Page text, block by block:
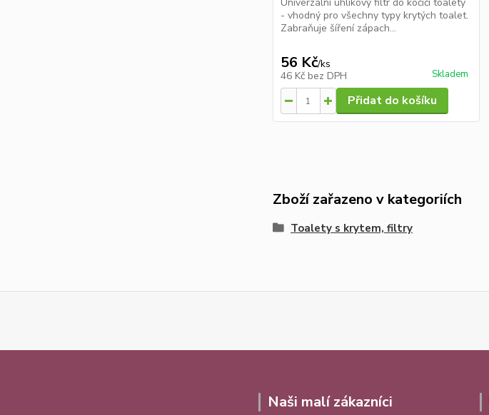
- vhodný pro všechny typy krytých toalet.
Zabraňuje šíření zápach...
56 Kč/ks
46 Kč bez DPH Skladem
Přidat do košíku
Zboží zařazeno v kategoriích
Toalety s krytem, filtry
Naši malí zákazníci